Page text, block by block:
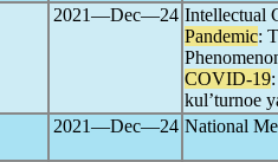
2021―Dec―24 Intellectual
Pandemic:
COVID-19
kul’turnoe
2021―Dec―24 National